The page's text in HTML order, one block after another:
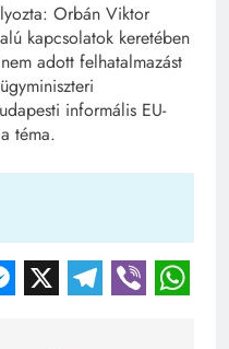
Orbán Viktor
kapcsolatok keretében
adott felhatalmazást
informális EU-
téma.
Messenger
X Viber